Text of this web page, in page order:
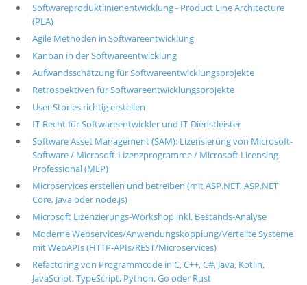
Softwareproduktlinienentwicklung - Product Line Architecture
(PLA)
Agile Methoden in Softwareentwicklung
Kanban in der Softwareentwicklung
Aufwandsschätzung für Softwareentwicklungsprojekte
Retrospektiven für Softwareentwicklungsprojekte
User Stories richtig erstellen
IT-Recht für Softwareentwickler und IT-Dienstleister
Software Asset Management (SAM): Lizensierung von Microsoft-
Software / Microsoft-Lizenzprogramme / Microsoft Licensing
Professional (MLP)
Microservices erstellen und betreiben (mit ASP.NET, ASP.NET
Core, Java oder node.js)
Microsoft Lizenzierungs-Workshop inkl. Bestands-Analyse
Moderne Webservices/Anwendungskopplung/Verteilte Systeme
mit WebAPIs (HTTP-APIs/REST/Microservices)
Refactoring von Programmcode in C, C++, C#, Java, Kotlin,
JavaScript, TypeScript, Python, Go oder Rust